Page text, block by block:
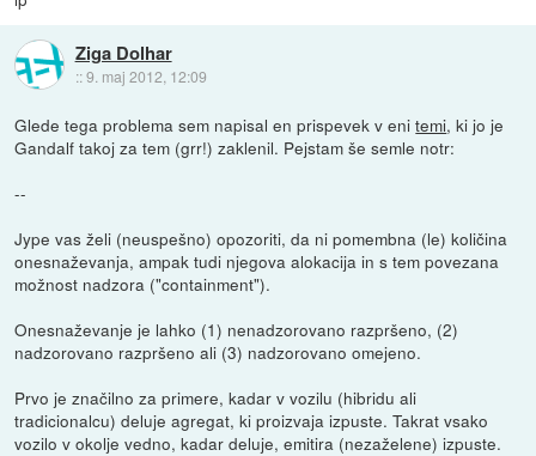
Ziga Dolhar
::9. maj 2012, 12:09
Glede tega problema sem napisal en prispevek v enitemi, ki jo je
Gandalf takoj za tem (grr!) zaklenil. Pejstam še semle notr:
--
Jype vas želi (neuspešno) opozoriti, da ni pomembna (le) količina
onesnaževanja, ampak tudi njegova alokacija in s tem povezana
možnost nadzora ("containment").
Onesnaževanje je lahko (1) nenadzorovano razpršeno, (2)
nadzorovano razpršeno ali (3) nadzorovano omejeno.
Prvo je značilno za primere, kadar v vozilu (hibridu ali
tradicionalcu) deluje agregat, ki proizvaja izpuste. Takrat vsako
vozilo v okolje vedno, kadar deluje, emitira (nezaželene) izpuste.